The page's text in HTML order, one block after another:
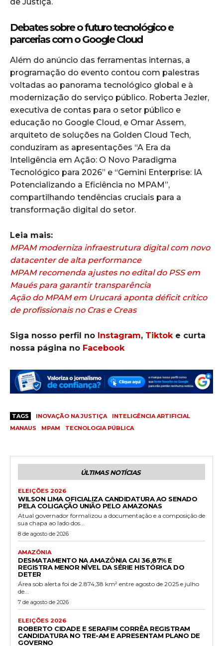
de Justiça.
Debates sobre o futuro tecnológico e
parcerias com o Google Cloud
Além do anúncio das ferramentas internas, a
programação do evento contou com palestras
voltadas ao panorama tecnológico global e à
modernização do serviço público. Roberta Jezler,
executiva de contas para o setor público e
educação no Google Cloud, e Omar Assem,
arquiteto de soluções na Golden Cloud Tech,
conduziram as apresentações “A Era da
Inteligência em Ação: O Novo Paradigma
Tecnológico para 2026” e “Gemini Enterprise: IA
Potencializando a Eficiência no MPAM”,
compartilhando tendências cruciais para a
transformação digital do setor.
Leia mais:
MPAM moderniza infraestrutura digital com novo
datacenter de alta performance
MPAM recomenda ajustes no edital do PSS em
Maués para garantir transparência
Ação do MPAM em Urucará aponta déficit crítico
de profissionais no Cras e Creas
Siga nosso perfil no Instagram, Tiktoke curta
nossa página no Facebook
TAGS INOVAÇÃO NA JUSTIÇA
INTELIGÊNCIA ARTIFICIAL
MANAUS
MPAM TECNOLOGIA PÚBLICA
ÚLTIMAS NOTÍCIAS
ELEIÇÕES 2026
WILSON LIMA OFICIALIZA CANDIDATURA AO SENADO
PELA COLIGAÇÃO UNIÃO PELO AMAZONAS
Atual governador formalizou a documentação e a composição de
sua chapa ao lado dos...
8 de agosto de 2026
AMAZÔNIA
DESMATAMENTO NA AMAZÔNIA CAI 36,87% E
REGISTRA MENOR NÍVEL DA SÉRIE HISTÓRICA DO
DETER
Área sob alerta foi de 2.874,38 km² entre agosto de 2025 e julho
de...
7 de agosto de 2026
ELEIÇÕES 2026
ROBERTO CIDADE E SERAFIM CORRÊA REGISTRAM
CANDIDATURA NO TRE-AM E APRESENTAM PLANO DE
GOVERNO